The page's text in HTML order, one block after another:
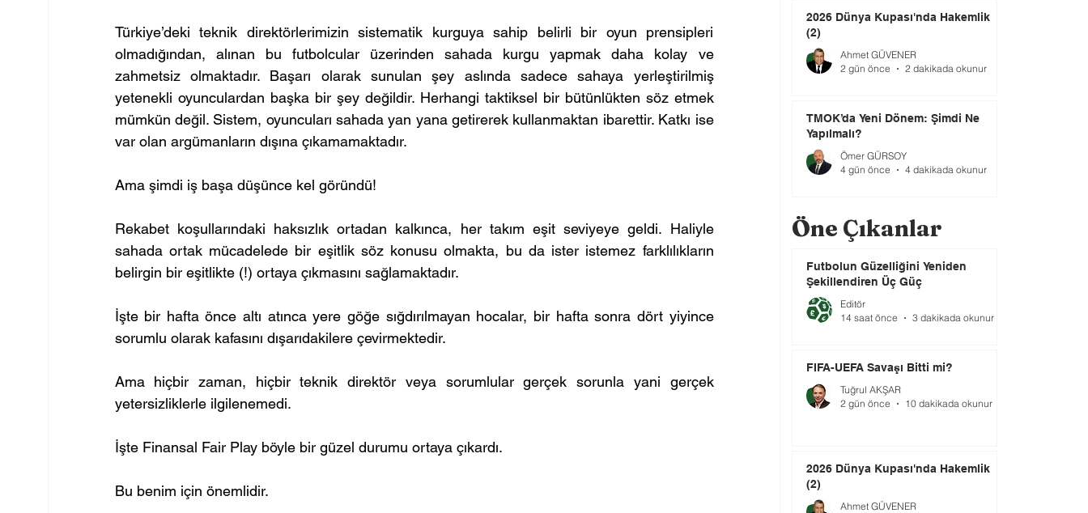
Türkiye’deki teknik direktörlerimizin sistematik kurguya sahip belirli bir oyun prensipleri
olmadığından, alınan bu futbolcular üzerinden sahada kurgu yapmak daha kolay ve
zahmetsiz olmaktadır. Başarı olarak sunulan şey aslında sadece sahaya yerleştirilmiş
yetenekli oyunculardan başka bir şey değildir. Herhangi taktiksel bir bütünlükten söz etmek
mümkün değil. Sistem, oyuncuları sahada yan yana getirerek kullanmaktan ibarettir. Katkı ise
var olan argümanların dışına çıkamamaktadır.
Ama şimdi iş başa düşünce kel göründü!
Rekabet koşullarındaki haksızlık ortadan kalkınca, her takım eşit seviyeye geldi. Haliyle
sahada ortak mücadelede bir eşitlik söz konusu olmakta, bu da ister istemez farklılıkların
belirgin bir eşitlikte (!) ortaya çıkmasını sağlamaktadır.
İşte bir hafta önce altı atınca yere göğe sığdırılmayan hocalar, bir hafta sonra dört yiyince
sorumlu olarak kafasını dışarıdakilere çevirmektedir.
Ama hiçbir zaman, hiçbir teknik direktör veya sorumlular gerçek sorunla yani gerçek
yetersizliklerle ilgilenemedi.
İşte Finansal Fair Play böyle bir güzel durumu ortaya çıkardı.
Bu benim için önemlidir.
2026 Dünya Kupası'nda Hakemlik
(2)
Ahmet GÜVENER
2 gün önce
2 dakikada okunur
TMOK’da Yeni Dönem: Şimdi Ne
Yapılmalı?
Ömer GÜRSOY
4 gün önce
4 dakikada okunur
Öne Çıkanlar
Futbolun Güzelliğini Yeniden
Şekillendiren Üç Güç
Editör
14 saat önce
3 dakikada okunur
FIFA-UEFA Savaşı Bitti mi?
Tuğrul AKŞAR
2 gün önce
10 dakikada okunur
2026 Dünya Kupası'nda Hakemlik
(2)
Ahmet GÜVENER